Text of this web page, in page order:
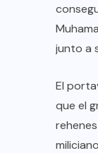
junto a
El
que el